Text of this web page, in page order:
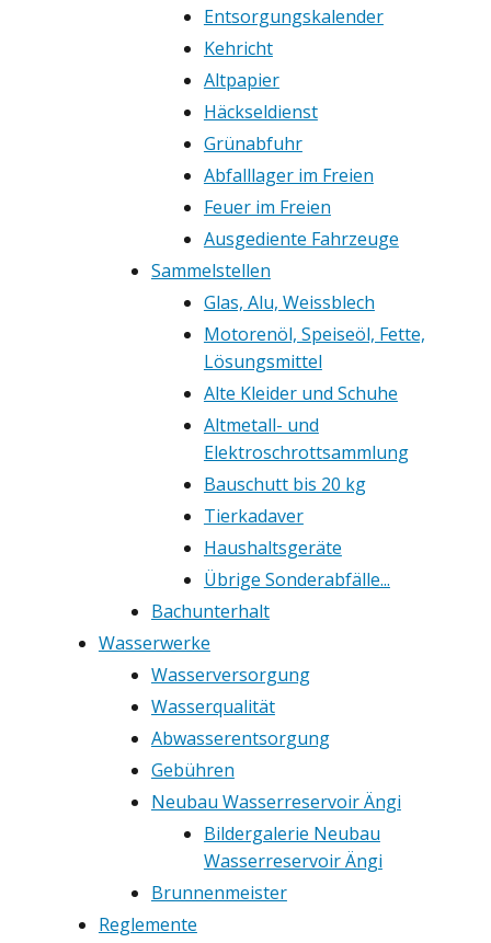
Entsorgungskalender
Kehricht
Altpapier
Häckseldienst
Grünabfuhr
Abfalllager im Freien
Feuer im Freien
Ausgediente Fahrzeuge
Sammelstellen
Glas, Alu, Weissblech
Motorenöl, Speiseöl, Fette,
Lösungsmittel
Alte Kleider und Schuhe
Altmetall- und
Elektroschrottsammlung
Bauschutt bis 20 kg
Tierkadaver
Haushaltsgeräte
Übrige Sonderabfälle...
Bachunterhalt
Wasserwerke
Wasserversorgung
Wasserqualität
Abwasserentsorgung
Gebühren
Neubau Wasserreservoir Ängi
Bildergalerie Neubau
Wasserreservoir Ängi
Brunnenmeister
Reglemente